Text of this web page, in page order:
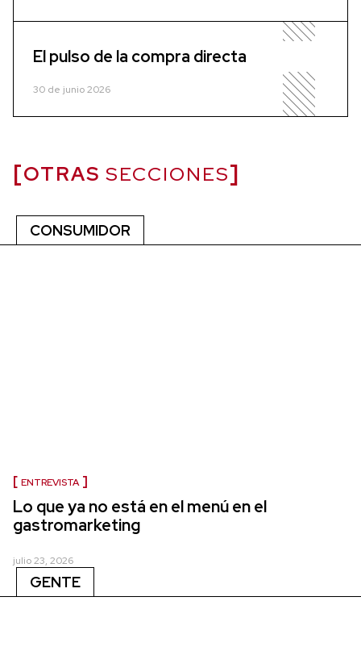
El pulso de la compra directa
30 de junio 2026
OTRAS SECCIONES
CONSUMIDOR
ENTREVISTA
Lo que ya no está en el menú en el
gastromarketing
julio 23, 2026
GENTE